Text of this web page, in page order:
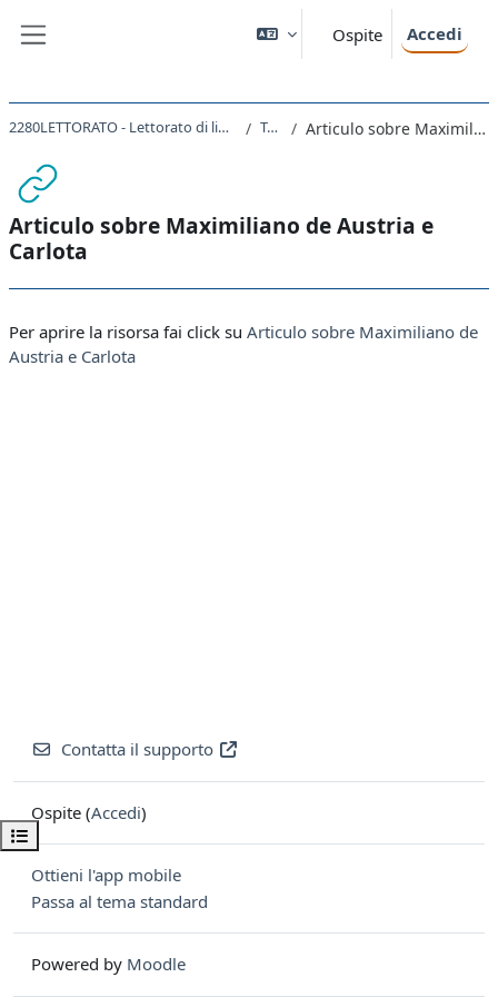
Ospite Accedi
Apri indice del corso
2280LETTORATO - Lettorato di lingua spagnola I magistrale 2021 Topic 10 Articulo sobre Maximiliano de Austria e Carlota
Articulo sobre Maximiliano de Austria e
Carlota
Per aprire la risorsa fai click su Articulo sobre Maximiliano de
Austria e Carlota
Contatta il supporto
Ospite (Accedi)
Ottieni l'app mobile
Passa al tema standard
Powered by Moodle